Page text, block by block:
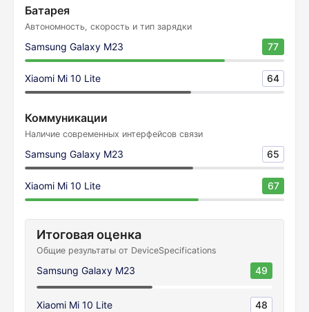
Батарея
Автономность, скорость и тип зарядки
Samsung Galaxy M23 77
Xiaomi Mi 10 Lite 64
Коммуникации
Наличие современных интерфейсов связи
Samsung Galaxy M23 65
Xiaomi Mi 10 Lite 67
Итоговая оценка
Общие результаты от DeviceSpecifications
Samsung Galaxy M23 49
Xiaomi Mi 10 Lite 48